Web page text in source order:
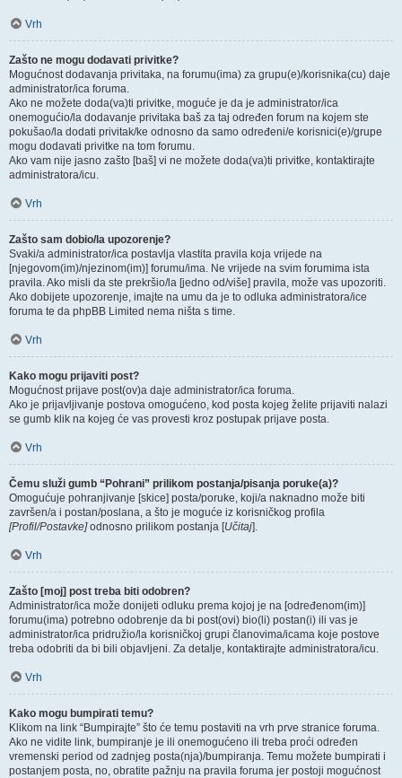
Vrh
Zašto ne mogu dodavati privitke?
Mogućnost dodavanja privitaka, na forumu(ima) za grupu(e)/korisnika(cu) daje
administrator/ica foruma.
Ako ne možete doda(va)ti privitke, moguće je da je administrator/ica
onemogućio/la dodavanje privitaka baš za taj određen forum na kojem ste
pokušao/la dodati privitak/ke odnosno da samo određeni/e korisnici(e)/grupe
mogu dodavati privitke na tom forumu.
Ako vam nije jasno zašto [baš] vi ne možete doda(va)ti privitke, kontaktirajte
administratora/icu.
Vrh
Zašto sam dobio/la upozorenje?
Svaki/a administrator/ica postavlja vlastita pravila koja vrijede na
[njegovom(im)/njezinom(im)] forumu/ima. Ne vrijede na svim forumima ista
pravila. Ako misli da ste prekršio/la [jedno od/više] pravila, može vas upozoriti.
Ako dobijete upozorenje, imajte na umu da je to odluka administratora/ice
foruma te da phpBB Limited nema ništa s time.
Vrh
Kako mogu prijaviti post?
Mogućnost prijave post(ov)a daje administrator/ica foruma.
Ako je prijavljivanje postova omogućeno, kod posta kojeg želite prijaviti nalazi
se gumb klik na kojeg će vas provesti kroz postupak prijave posta.
Vrh
Čemu služi gumb “Pohrani” prilikom postanja/pisanja poruke(a)?
Omogućuje pohranjivanje [skice] posta/poruke, koji/a naknadno može biti
završen/a i postan/poslana, a što je moguće iz korisničkog profila
[Profil/Postavke]odnosno prilikom postanja [Učitaj].
Vrh
Zašto [moj] post treba biti odobren?
Administrator/ica može donijeti odluku prema kojoj je na [određenom(im)]
forumu(ima) potrebno odobrenje da bi post(ovi) bio(li) postan(i) ili vas je
administrator/ica pridružio/la korisničkoj grupi članovima/icama koje postove
treba odobriti da bi bili objavljeni. Za detalje, kontaktirajte administratora/icu.
Vrh
Kako mogu bumpirati temu?
Klikom na link “Bumpirajte” što će temu postaviti na vrh prve stranice foruma.
Ako ne vidite link, bumpiranje je ili onemogućeno ili treba proći određen
vremenski period od zadnjeg posta(nja)/bumpiranja. Temu možete bumpirati i
postanjem posta, no, obratite pažnju na pravila foruma jer postoji mogućnost